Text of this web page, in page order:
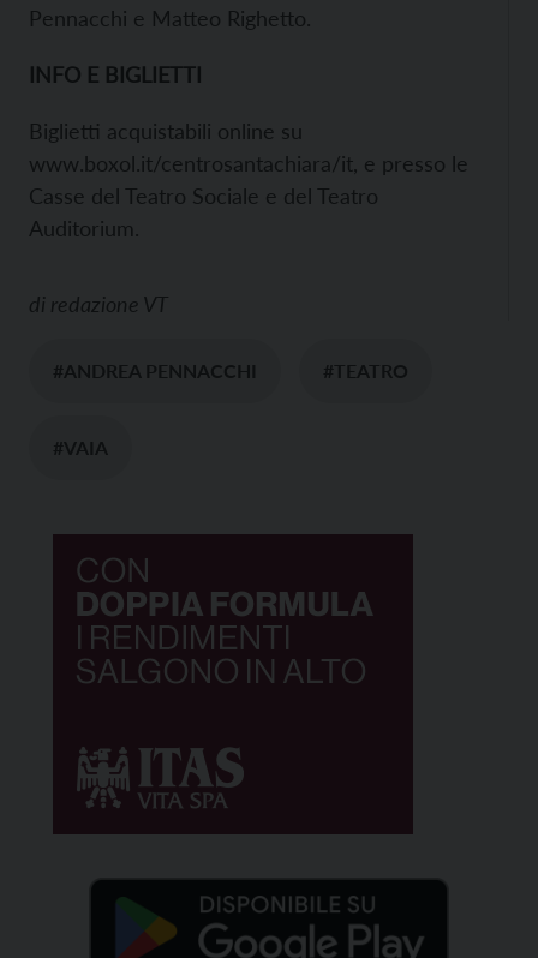
Pennacchi e Matteo Righetto.
INFO E BIGLIETTI
Biglietti acquistabili online su
www.boxol.it/centrosantachiara/it, e presso le
Casse del Teatro Sociale e del Teatro
Auditorium.
di redazione VT
#ANDREA PENNACCHI #TEATRO
#VAIA